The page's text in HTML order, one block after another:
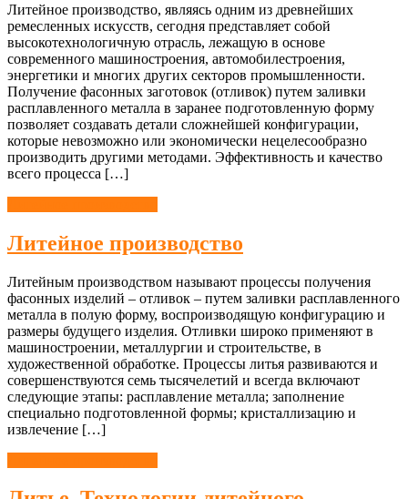
Литейное производство, являясь одним из древнейших
ремесленных искусств, сегодня представляет собой
высокотехнологичную отрасль, лежащую в основе
современного машиностроения, автомобилестроения,
энергетики и многих других секторов промышленности.
Получение фасонных заготовок (отливок) путем заливки
расплавленного металла в заранее подготовленную форму
позволяет создавать детали сложнейшей конфигурации,
которые невозможно или экономически нецелесообразно
производить другими методами. Эффективность и качество
всего процесса […]
Литейное производство
Литейным производством называют процессы получения
фасонных изделий – отливок – путем заливки расплавленного
металла в полую форму, воспроизводящую конфигурацию и
размеры будущего изделия. Отливки широко применяют в
машиностроении, металлургии и строительстве, в
художественной обработке. Процессы литья развиваются и
совершенствуются семь тысячелетий и всегда включают
следующие этапы: расплавление металла; заполнение
специально подготовленной формы; кристаллизацию и
извлечение […]